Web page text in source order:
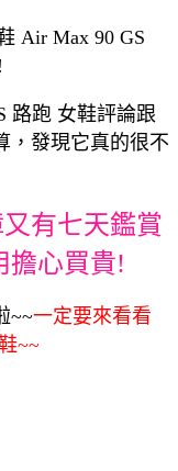
Air Max 90 GS
路跑 女鞋評論跟
，發現它真的很不
有七天鑑賞
擔心買貴!
~~一定要來看看
~~